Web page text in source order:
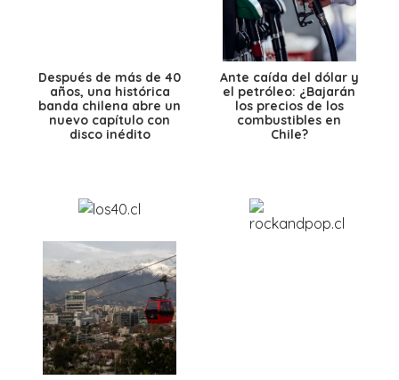
Después de más de 40
años, una histórica
banda chilena abre un
nuevo capítulo con
disco inédito
Ante caída del dólar y
el petróleo: ¿Bajarán
los precios de los
combustibles en
Chile?